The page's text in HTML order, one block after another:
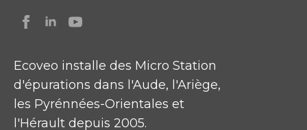
Ecoveo installe des Micro Station
d'épurations dans l'Aude, l'Ariège,
les Pyrénnées-Orientales et
l'Hérault depuis 2005.